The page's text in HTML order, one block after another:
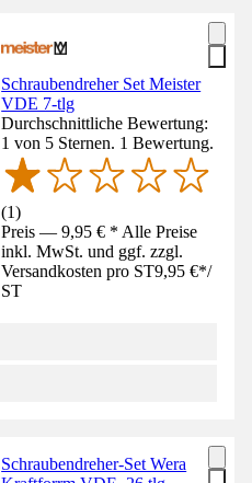
Schraubendreher Set Meister
VDE 7-tlg
Durchschnittliche Bewertung:
1 von 5 Sternen. 1 Bewertung.
(1)
Preis — 9,95 € * Alle Preise
inkl. MwSt. und ggf. zzgl.
Versandkosten pro ST9,95 €*/
ST
Schraubendreher-Set Wera